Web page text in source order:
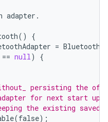
adapter .
()
{
=
== null)
{
persisting the
for next start up.
the existing saved
(false);